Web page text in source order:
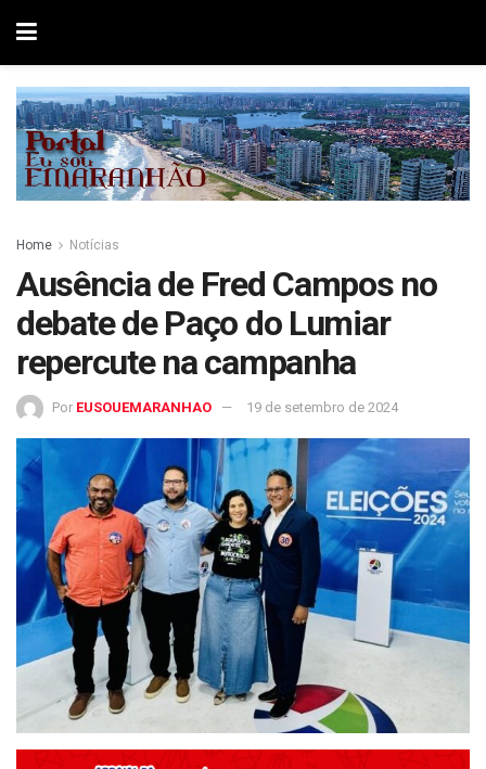
Home Notícias
Ausência de Fred Campos no
debate de Paço do Lumiar
repercute na campanha
Por EUSOUEMARANHAO 19 de setembro de 2024